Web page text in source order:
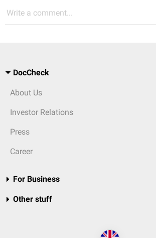
Write a comment...
DocCheck
About Us
Investor Relations
Press
Career
For Business
Other stuff